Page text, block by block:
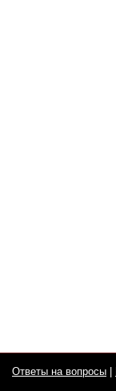
Ответы на вопросы